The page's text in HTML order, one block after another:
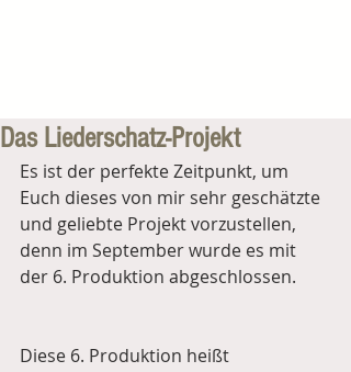
Das Liederschatz-Projekt
Es ist der perfekte Zeitpunkt, um
Euch dieses von mir sehr geschätzte
und geliebte Projekt vorzustellen,
denn im September wurde es mit
der 6. Produktion abgeschlossen.
Diese 6. Produktion heißt